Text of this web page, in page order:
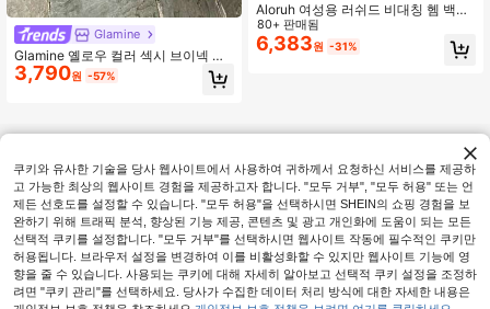
Glamine
Glamine 옐로우 컬러 섹시 브이넥 백
리스 민소매 러치드 탑, 엘레베이티드
엘레강스 탑, 레이브 아웃핏 페스티벌,
품, 졸업 시즌 탑, 외출 탑, 캐주얼 니트
3,790원 -57%
Aloruh 여성용 러쉬드 비대칭 헴 백리
스 타이 다이 플로럴 캐미솔 탑, 브라
운 체크무늬, 여름, 섹시 시크, 휴가 보
헤미안 트로피컬 홀터 여름 탑
80+ 판매됨
6,383원 -31%
쿠키와 유사한 기술을 당사 웹사이트에서 사용하여 귀하께서 요청하신 서비스를 제공하
고 가능한 최상의 웹사이트 경험을 제공하고자 합니다. "모두 거부", "모두 허용" 또는 언
제든 선호도를 설정할 수 있습니다. "모두 허용"을 선택하시면 SHEIN의 쇼핑 경험을 보
완하기 위해 트래픽 분석, 향상된 기능 제공, 콘텐츠 및 광고 개인화에 도움이 되는 모든
선택적 쿠키를 설정합니다. "모두 거부"를 선택하시면 웹사이트 작동에 필수적인 쿠키만
허용됩니다. 브라우저 설정을 변경하여 이를 비활성화할 수 있지만 웹사이트 기능에 영
향을 줄 수 있습니다. 사용되는 쿠키에 대해 자세히 알아보고 선택적 쿠키 설정을 조정하
려면 "쿠키 관리"를 선택하세요. 당사가 수집한 데이터 처리 방식에 대한 자세한 내용은